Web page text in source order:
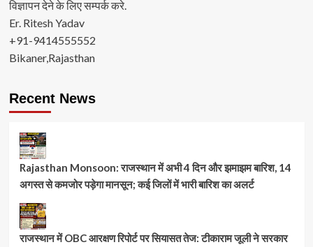
विज्ञापन देने के लिए सम्पर्क करे.
Er. Ritesh Yadav
+91-9414555552
Bikaner,Rajasthan
Recent News
Rajasthan Monsoon: राजस्थान में अभी 4 दिन और झमाझम बारिश, 14
अगस्त से कमजोर पड़ेगा मानसून; कई जिलों में भारी बारिश का अलर्ट
राजस्थान में OBC आरक्षण रिपोर्ट पर सियासत तेज: टीकाराम जूली ने सरकार